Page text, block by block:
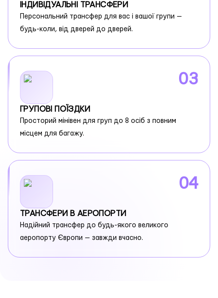
ІНДИВІДУАЛЬНІ ТРАНСФЕРИ
Персональний трансфер для вас і вашої групи —
будь-коли, від дверей до дверей.
03
ГРУПОВІ ПОЇЗДКИ
Просторий мінівен для груп до 8 осіб з повним
місцем для багажу.
04
ТРАНСФЕРИ В АЕРОПОРТИ
Надійний трансфер до будь-якого великого
аеропорту Європи — завжди вчасно.